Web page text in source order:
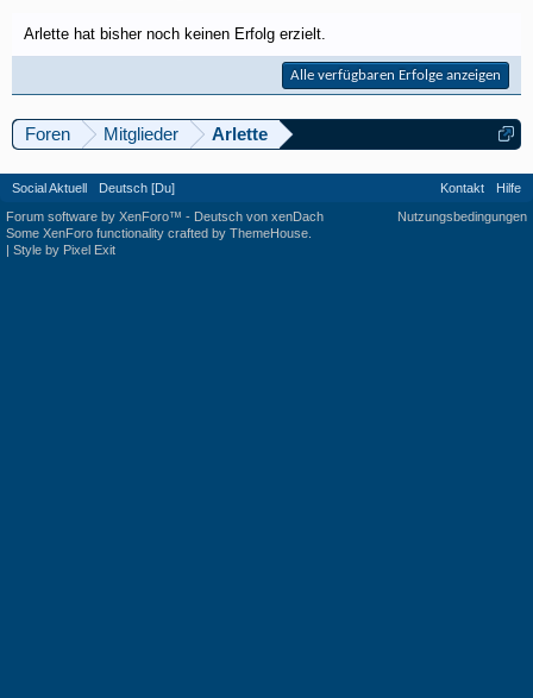
Arlette hat bisher noch keinen Erfolg erzielt.
Alle verfügbaren Erfolge anzeigen
Foren Mitglieder Arlette
Social Aktuell Deutsch [Du] Kontakt
Hilfe
Nutzungsbedingungen
Forum software by XenForo™ - Deutsch von xenDach
Some XenForo functionality crafted by ThemeHouse
| Style by Pixel Exit